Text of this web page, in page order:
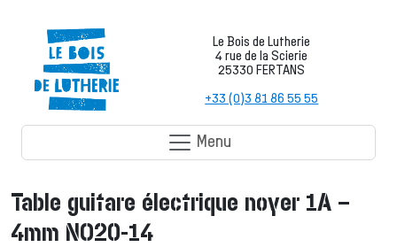
Le Bois de Lutherie
4 rue de la Scierie
25330 FERTANS
+33 (0)3 81 86 55 55
Menu
Table guitare électrique noyer 1A –
4mm NO20-14